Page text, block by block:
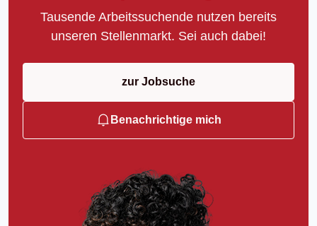
Tausende Arbeitssuchende nutzen bereits
unseren Stellenmarkt. Sei auch dabei!
zur Jobsuche
Benachrichtige mich